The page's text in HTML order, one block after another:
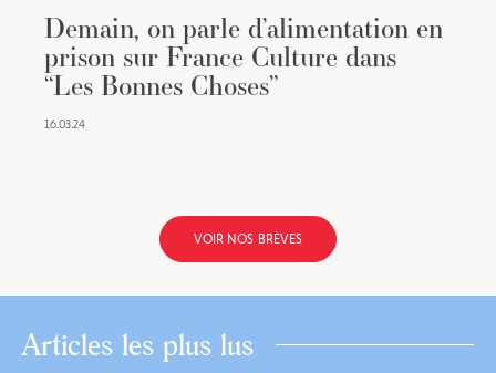
Demain, on parle d’alimentation en
prison sur France Culture dans
“Les Bonnes Choses”
16.03.24
VOIR NOS BRÈVES
Articles les plus lus